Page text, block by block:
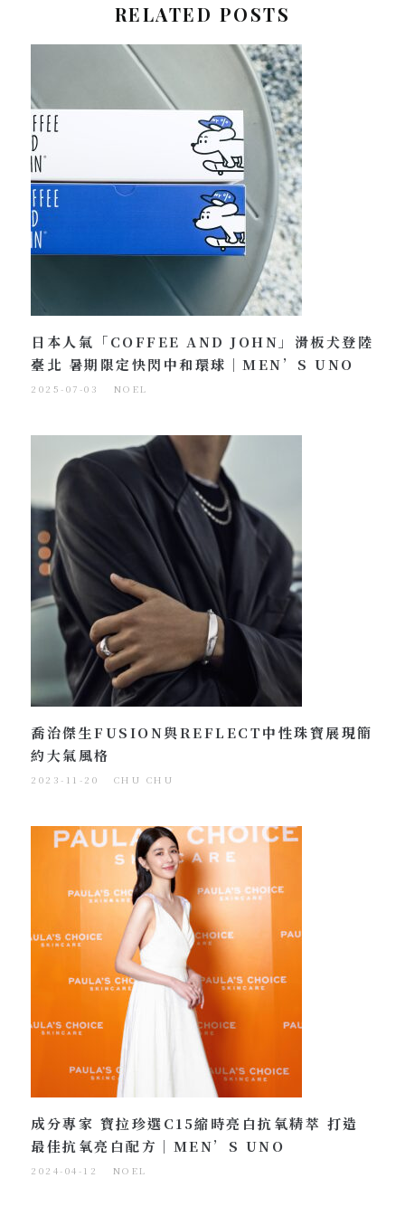
RELATED POSTS
日本人氣「COFFEE AND JOHN」滑板犬登陸
臺北 暑期限定快閃中和環球｜MEN’S UNO
2025-07-03 NOEL
喬治傑生FUSION與REFLECT中性珠寶展現簡
約大氣風格
2023-11-20 CHU CHU
成分專家 寶拉珍選C15縮時亮白抗氧精萃 打造
最佳抗氧亮白配方｜MEN’S UNO
2024-04-12 NOEL